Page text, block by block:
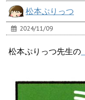
松本ぷりっつ
2024/11/09
松本ぷりっつ先生の